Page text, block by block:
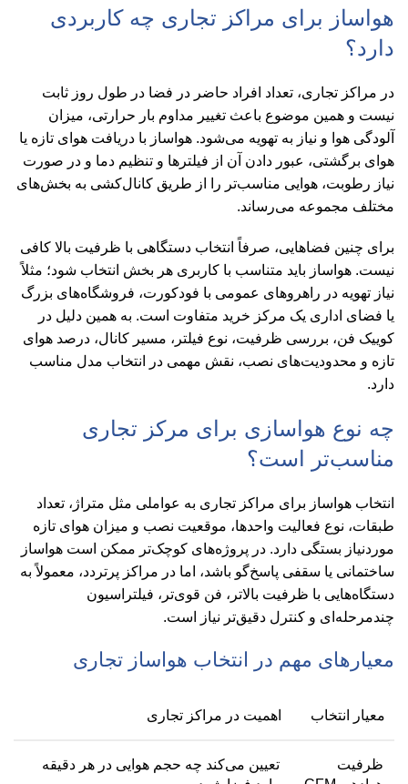
هواساز برای مراکز تجاری چه کاربردی
دارد؟
در مراکز تجاری، تعداد افراد حاضر در فضا در طول روز ثابت
نیست و همین موضوع باعث تغییر مداوم بار حرارتی، میزان
آلودگی هوا و نیاز به تهویه می‌شود. هواساز با دریافت هوای تازه یا
هوای برگشتی، عبور دادن آن از فیلترها و تنظیم دما و در صورت
نیاز رطوبت، هوایی مناسب‌تر را از طریق کانال‌کشی به بخش‌های
مختلف مجموعه می‌رساند.
برای چنین فضاهایی، صرفاً انتخاب دستگاهی با ظرفیت بالا کافی
نیست. هواساز باید متناسب با کاربری هر بخش انتخاب شود؛ مثلاً
نیاز تهویه در راهروهای عمومی با فودکورت، فروشگاه‌های بزرگ
یا فضای اداری یک مرکز خرید متفاوت است. به همین دلیل در
کوییک فن، بررسی ظرفیت، نوع فیلتر، مسیر کانال، درصد هوای
تازه و محدودیت‌های نصب، نقش مهمی در انتخاب مدل مناسب
دارد.
چه نوع هواسازی برای مرکز تجاری
مناسب‌تر است؟
انتخاب هواساز برای مراکز تجاری به عواملی مثل متراژ، تعداد
طبقات، نوع فعالیت واحدها، موقعیت نصب و میزان هوای تازه
موردنیاز بستگی دارد. در پروژه‌های کوچک‌تر ممکن است هواساز
ساختمانی یا سقفی پاسخ‌گو باشد، اما در مراکز پرتردد، معمولاً به
دستگاه‌هایی با ظرفیت بالاتر، فن قوی‌تر، فیلتراسیون
چندمرحله‌ای و کنترل دقیق‌تر نیاز است.
معیارهای مهم در انتخاب هواساز تجاری
معیار انتخاب اهمیت در مراکز تجاری
ظرفیت
تعیین می‌کند چه حجم هوایی در هر دقیقه